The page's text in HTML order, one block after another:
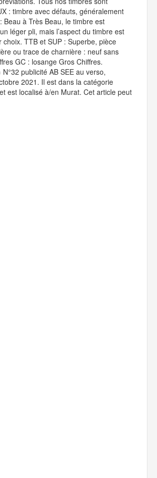
: timbre avec défauts, généralement
à Très Beau, le timbre est
léger pli, mais l’aspect du timbre est
TTB et SUP : Superbe, pièce
ou trace de charnière : neuf sans
GC : losange Gros Chiffres.
publicité AB SEE au verso,
2021. Il est dans la catégorie
est localisé à/en Murat. Cet article peut